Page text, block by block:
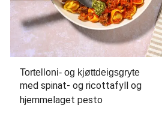
Tortelloni- og kjøttdeigsgryte
med spinat- og ricottafyll og
hjemmelaget pesto